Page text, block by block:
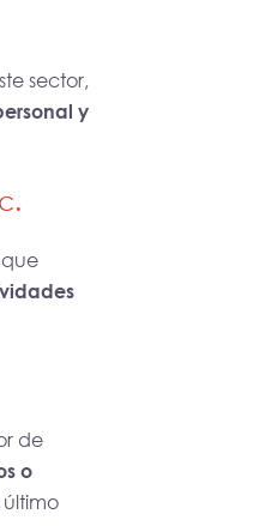
sector,
y
de
o